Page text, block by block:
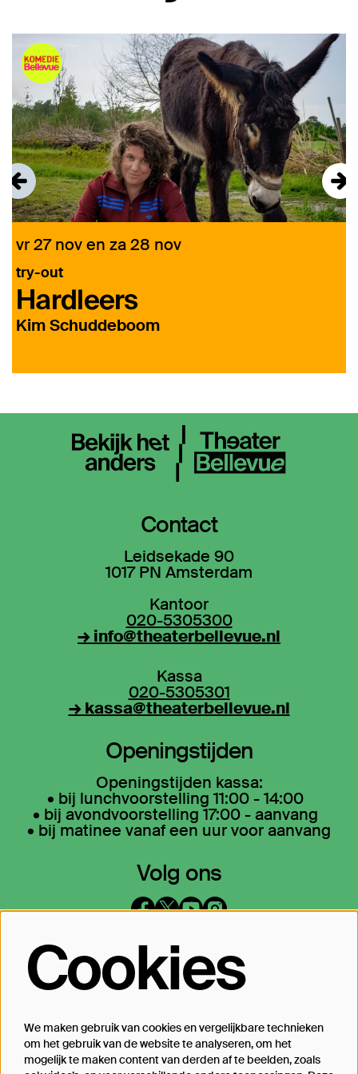
Hardleers
Kim Schuddeboom
try-out
vr 27 noven za 28 nov
Contact
Leidsekade 90
1017 PN Amsterdam
Kantoor
020-5305300
→ info@theaterbellevue.nl
Kassa
020-5305301
→ kassa@theaterbellevue.nl
Openingstijden
Openingstijden kassa:
• bij lunchvoorstelling 11:00 - 14:00
• bij avondvoorstelling 17:00 - aanvang
• bij matinee vanaf een uur voor aanvang
Volg ons
Op de hoogte blijven?
Inschrijven
Cookies
We maken gebruik van cookies en vergelijkbare technieken
om het gebruik van de website te analyseren, om het
mogelijk te maken content van derden af te beelden, zoals